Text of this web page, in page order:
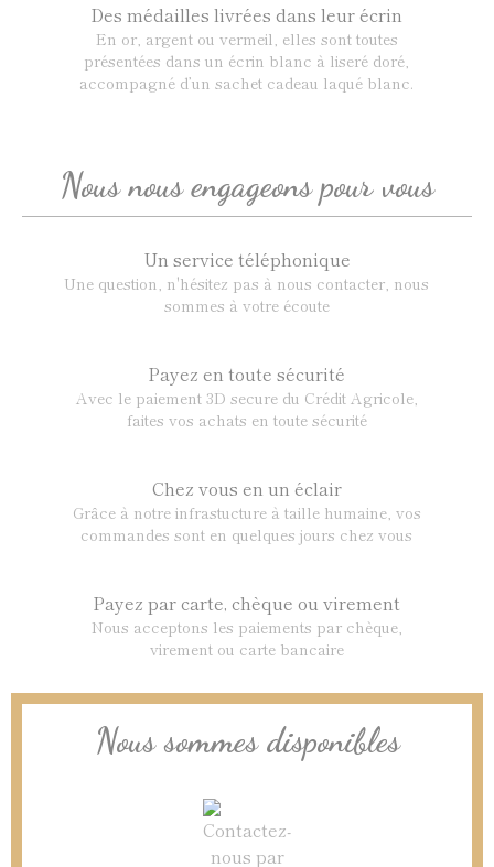
Des médailles livrées dans leur écrin
En or, argent ou vermeil, elles sont toutes
présentées dans un écrin blanc à liseré doré,
accompagné d’un sachet cadeau laqué blanc.
Nous nous engageons pour vous
Un service téléphonique
Une question, n'hésitez pas à nous contacter, nous
sommes à votre écoute
Payez en toute sécurité
Avec le paiement 3D secure du Crédit Agricole,
faites vos achats en toute sécurité
Chez vous en un éclair
Grâce à notre infrastucture à taille humaine, vos
commandes sont en quelques jours chez vous
Payez par carte, chèque ou virement
Nous acceptons les paiements par chèque,
virement ou carte bancaire
Nous sommes disponibles